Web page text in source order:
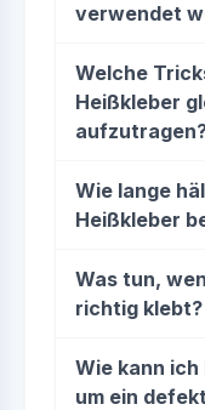
verwendet
Welche
Heißkleber
Wie lange
Heißkleber
Was tun,
richtig klebt?
Wie kann
um ein